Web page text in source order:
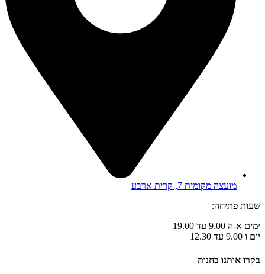
מועצה מקומית 7, קרית ארבע
שעות פתיחה:
ימים א-ה 9.00 עד 19.00
יום ו 9.00 עד 12.30
בקרו אותנו בחנות